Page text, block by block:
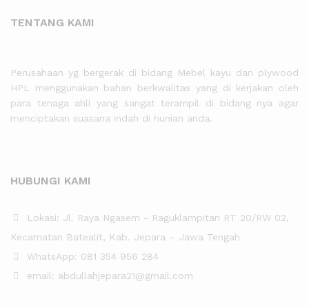
TENTANG KAMI
Perusahaan yg bergerak di bidang Mebel kayu dan plywood
HPL menggunakan bahan berkwalitas yang di kerjakan oleh
para tenaga ahli yang sangat terampil di bidang nya agar
menciptakan suasana indah di hunian anda.
HUBUNGI KAMI
Lokasi: Jl. Raya Ngasem - Raguklampitan RT 20/RW 02,
Kecamatan Batealit, Kab. Jepara – Jawa Tengah
WhatsApp: 081 354 956 284
email: abdullahjepara21@gmail.com